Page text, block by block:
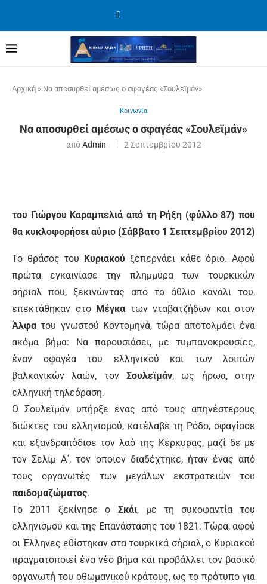
Αρχική » Να αποσυρθεί αμέσως ο σφαγέας «Σουλεϊμάν»
Κοινωνία
Να αποσυρθεί αμέσως ο σφαγέας «Σουλεϊμάν»
απόAdmin 2 Σεπτεμβρίου 2012
του Γιώργου Καραμπελιά από τη Ρήξη (φύλλο 87) που
θα κυκλοφορήσει αύριο (Σάββατο 1 Σεπτεμβρίου 2012)
Το θράσος του Κυριακού ξεπερνάει κάθε όριο. Αφού
πρώτα εγκαινίασε την πλημμύρα των τουρκικών
σήριαλ που, ξεκινώντας από το άθλιο κανάλι του,
επεκτάθηκαν στο Μέγκα των νταβατζήδων και στον
Άλφα του γνωστού Κοντομηνά, τώρα αποτολμάει ένα
ακόμα βήμα: Να παρουσιάσει, με τυμπανοκρουσίες,
έναν σφαγέα του ελληνικού και των λοιπών
βαλκανικών λαών, τον Σουλεϊμάν, ως ήρωα, στην
ελληνική τηλεόραση.
Ο Σουλεϊμάν υπήρξε ένας από τους απηνέστερους
διώκτες του ελληνισμού, κατέλαβε τη Ρόδο, σφαγίασε
και εξανδραπόδισε τον λαό της Κέρκυρας, μαζί δε με
τον Σελίμ Α΄, τον οποίον διαδέχτηκε, ήταν ένας από
τους οργανωτές των μεγάλων εκστρατειών του
παιδομαζώματος.
Το 2011 ξεκίνησε ο Σκάι, με τη συκοφαντία του
ελληνισμού και της Επανάστασης του 1821. Τώρα, αφού
οι Έλληνες εθίστηκαν στα τουρκικά σήριαλ, ο Κυριακού
πραγματοποιεί ένα νέο βήμα και προβάλλει τον βασικό
οργανωτή του οθωμανικού κράτους, ως το πρότυπο για